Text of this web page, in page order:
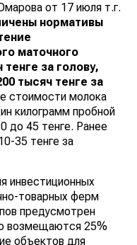
от 17 июля т.г.
нормативы
маточного
за голову,
тысяч тенге за
стоимости молока
килограмм пробной
до 45 тенге. Ранее
35 тенге за
инвестиционных
товарных ферм
предусмотрен
возмещаются 25%
объектов для